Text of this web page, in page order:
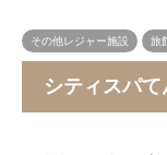
その他レジャー施設 旅
シティスパて